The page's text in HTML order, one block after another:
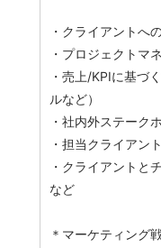
・クライアントへ
・プロジェクトマ
・売上/KPIに基づ
ルなど）
・社内外ステーク
・担当クライアン
・クライアントと
など
＊マーケティング